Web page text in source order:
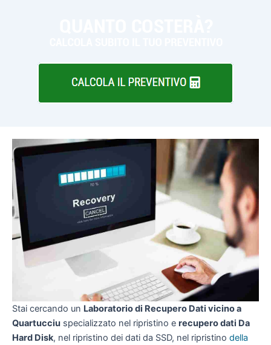
Stai cercando un Laboratorio di Recupero Dati vicino a
Quartucciu specializzato nel ripristino e recupero dati Da
Hard Disk, nel ripristino dei dati da SSD, nel ripristino della